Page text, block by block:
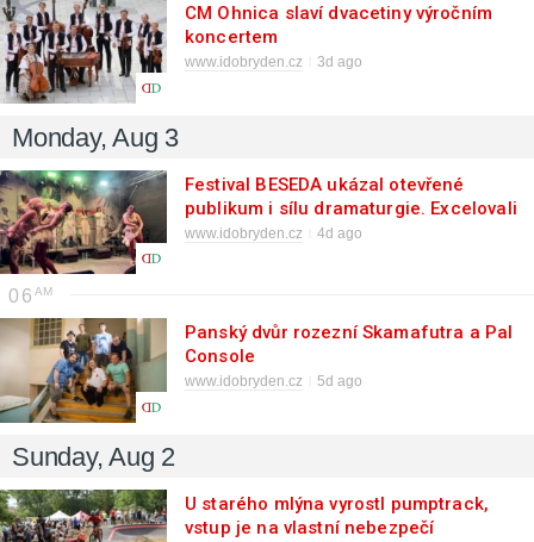
CM Ohnica slaví dvacetiny výročním
koncertem
www.idobryden.cz 3d ago
Monday, Aug 3
Festival BESEDA ukázal otevřené
publikum i sílu dramaturgie. Excelovali
Horse Lords, Liturgy i Makeshift Art
www.idobryden.cz 4d ago
06
Panský dvůr rozezní Skamafutra a Pal
Console
www.idobryden.cz 5d ago
Sunday, Aug 2
U starého mlýna vyrostl pumptrack,
vstup je na vlastní nebezpečí